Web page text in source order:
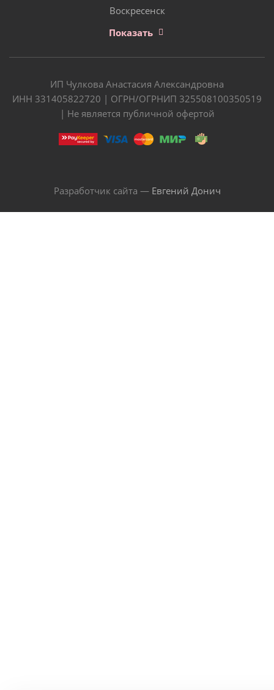
Воскресенск
Показать
ИП Чулкова Анастасия Александровна
ИНН 331405822720 | ОГРН/ОГРНИП 325508100350519
| Не является публичной офертой
Разработчик сайта — Евгений Донич